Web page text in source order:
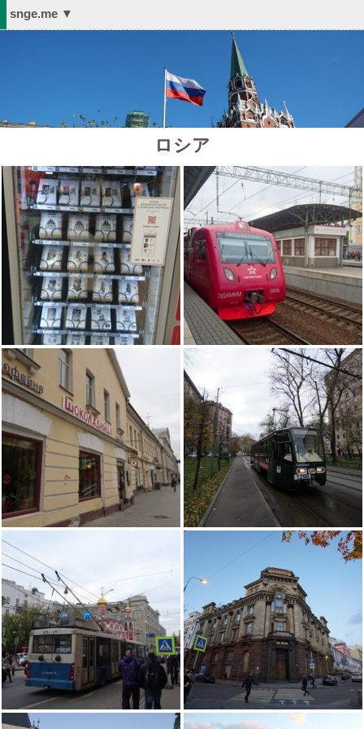
snge.me ▼
ロシア